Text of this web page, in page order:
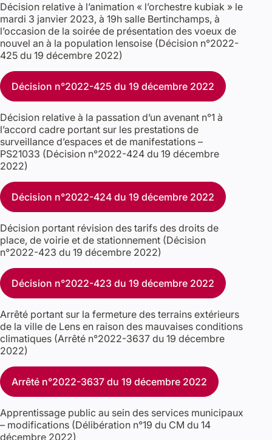
Décision relative à l’animation « l’orchestre kubiak » le
mardi 3 janvier 2023, à 19h salle Bertinchamps, à
l’occasion de la soirée de présentation des voeux de
nouvel an à la population lensoise (Décision n°2022-
425 du 19 décembre 2022)
Décision n°2022-425 du 19 décembre 2022
Décision relative à la passation d’un avenant n°1 à
l’accord cadre portant sur les prestations de
surveillance d’espaces et de manifestations –
PS21033 (Décision n°2022-424 du 19 décembre
2022)
Décision n°2022-424 du 19 décembre 2022
Décision portant révision des tarifs des droits de
place, de voirie et de stationnement (Décision
n°2022-423 du 19 décembre 2022)
Décision n°2022-423 du 19 décembre 2022
Arrêté portant sur la fermeture des terrains extérieurs
de la ville de Lens en raison des mauvaises conditions
climatiques (Arrêté n°2022-3637 du 19 décembre
2022)
Arrêté n°2022-3637 du 19 décembre 2022
Apprentissage public au sein des services municipaux
– modifications (Délibération n°19 du CM du 14
décembre 2022)